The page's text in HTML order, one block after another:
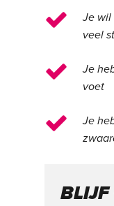
Je wil
veel
Je
voet
Je
BLIJF